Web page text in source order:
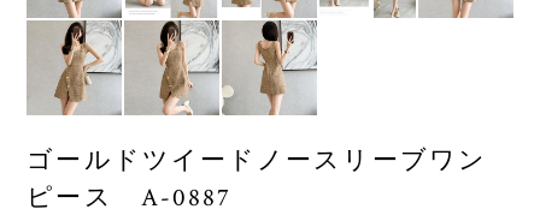
ゴールドツイードノースリーブワン
ピース A-0887